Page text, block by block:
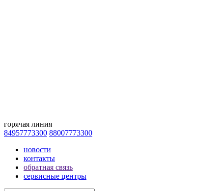
горячая линия
84957773300 88007773300
новости
контакты
обратная связь
сервисные центры